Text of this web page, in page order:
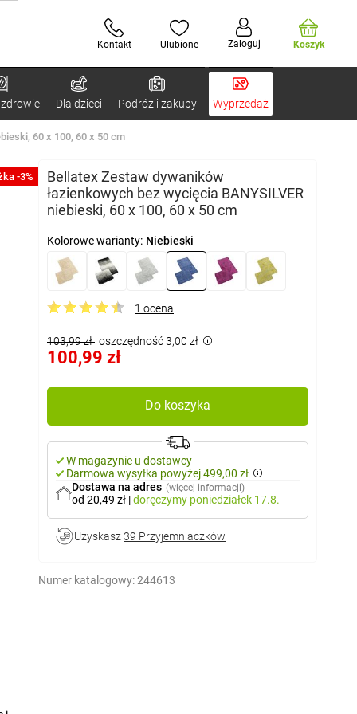
Kontakt Ulubione Zaloguj Koszyk
Dla dzieci Podróż i zakupy Wyprzedaż
60 x 100, 60 x 50 cm
-3%
Bellatex Zestaw dywaników
łazienkowych bez wycięcia BANYSILVER
niebieski, 60 x 100, 60 x 50 cm
Kolorowe warianty: Niebieski
1 ocena
103,99 zł oszczędność 3,00 zł
100,99 zł
Do koszyka
W magazynie u dostawcy
Darmowa wysyłka powyżej 499,00 zł
Dostawa na adres (więcej informacji)
od 20,49 zł |doręczymy poniedziałek 17.8.
Uzyskasz 39 Przyjemniaczków
Numer katalogowy:244613